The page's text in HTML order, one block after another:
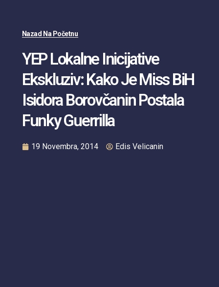
Nazad Na Početnu
YEP Lokalne Inicijative
Ekskluziv: Kako Je Miss BiH
Isidora Borovčanin Postala
Funky Guerrilla
19 Novembra, 2014 Edis Velicanin